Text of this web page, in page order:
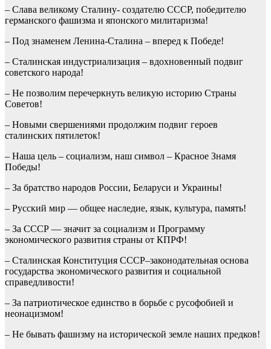
– Слава великому Сталину- создателю СССР, победителю
германского фашизма и японского милитаризма!
– Под знаменем Ленина-Сталина – вперед к Победе!
– Сталинская индустриализация – вдохновенный подвиг
советского народа!
– Не позволим перечеркнуть великую историю Страны
Советов!
– Новыми свершениями продолжим подвиг героев
сталинских пятилеток!
– Наша цель – социализм, наш символ – Красное Знамя
Победы!
– За братство народов России, Беларуси и Украины!
– Русский мир — общее наследие, язык, культура, память!
– За СССР — значит за социализм и Программу
экономического развития страны от КПРФ!
– Сталинская Конституция СССР–законодательная основа
государства экономического развития и социальной
справедливости!
– За патриотическое единство в борьбе с русофобией и
неонацизмом!
– Не бывать фашизму на исторической земле наших предков!